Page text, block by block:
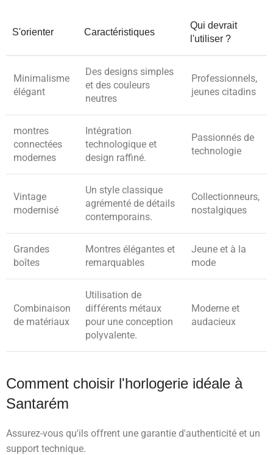
S'orienter Caractéristiques
Qui devrait
l'utiliser ?
Minimalisme
élégant
Des designs simples
et des couleurs
neutres
Professionnels,
jeunes citadins
montres
connectées
modernes
Intégration
technologique et
design raffiné.
Passionnés de
technologie
Vintage
modernisé
Un style classique
agrémenté de détails
contemporains.
Collectionneurs,
nostalgiques
Grandes
boîtes
Montres élégantes et
remarquables
Jeune et à la
mode
Combinaison
de matériaux
Utilisation de
différents métaux
pour une conception
polyvalente.
Moderne et
audacieux
Comment choisir l'horlogerie idéale à
Santarém
Assurez-vous qu'ils offrent une garantie d'authenticité et un
support technique.